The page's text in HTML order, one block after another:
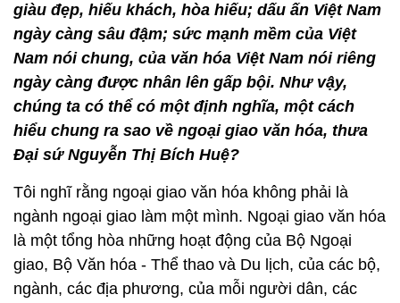
giàu đẹp, hiếu khách, hòa hiếu; dấu ấn Việt Nam
ngày càng sâu đậm; sức mạnh mềm của Việt
Nam nói chung, của văn hóa Việt Nam nói riêng
ngày càng được nhân lên gấp bội. Như vậy,
chúng ta có thể có một định nghĩa, một cách
hiểu chung ra sao về ngoại giao văn hóa, thưa
Đại sứ Nguyễn Thị Bích Huệ?
Tôi nghĩ rằng ngoại giao văn hóa không phải là
ngành ngoại giao làm một mình. Ngoại giao văn hóa
là một tổng hòa những hoạt động của Bộ Ngoại
giao, Bộ Văn hóa - Thể thao và Du lịch, của các bộ,
ngành, các địa phương, của mỗi người dân, các